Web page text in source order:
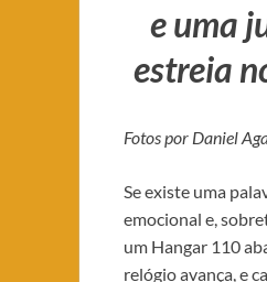
e uma
estreia
Fotos por Daniel
Se existe uma
emocional e,
um Hangar 110
relógio avança, e